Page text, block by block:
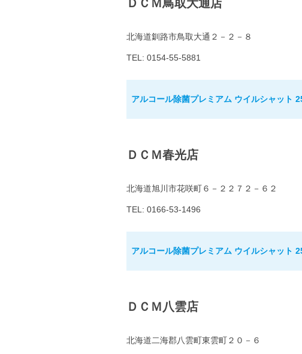
ＤＣＭ鳥取大通店
北海道釧路市鳥取大通２－２－８
TEL: 0154-55-5881
アルコール除菌プレミアム ウイルシャット
ＤＣＭ春光店
北海道旭川市花咲町６－２２７２－６２
TEL: 0166-53-1496
アルコール除菌プレミアム ウイルシャット
ＤＣＭ八雲店
北海道二海郡八雲町東雲町２０－６